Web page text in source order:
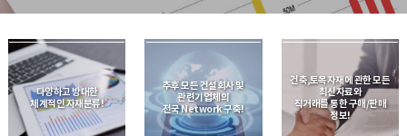
다양하고 방대한
체계적인 자재분류!
추후 모든 건설회사 및
관련기업체의
전국 Network 구축!
건축,토목자재에 관한 모든
최신자료와
직거래를 통한 구매/판매
정보!